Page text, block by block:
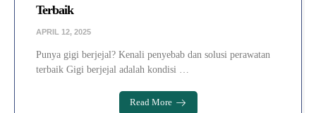
Terbaik
APRIL 12, 2025
Punya gigi berjejal? Kenali penyebab dan solusi perawatan
terbaik Gigi berjejal adalah kondisi …
Read More